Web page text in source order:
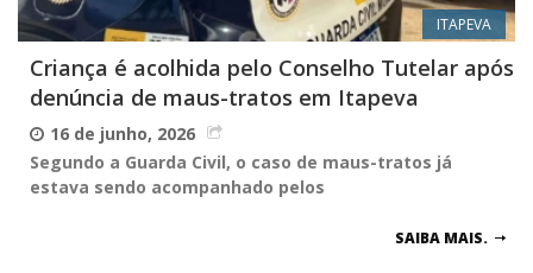
ITAPEVA
Criança é acolhida pelo Conselho Tutelar após
denúncia de maus-tratos em Itapeva
16 de junho, 2026
Segundo a Guarda Civil, o caso de maus-tratos já
estava sendo acompanhado pelos
SAIBA MAIS.